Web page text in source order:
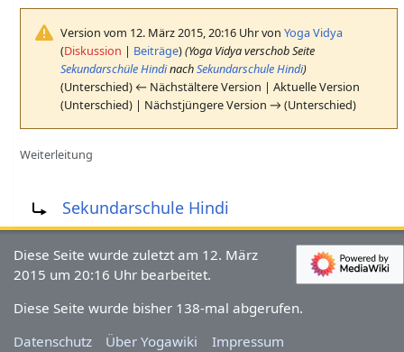
Version vom 12. März 2015, 20:16 Uhr vonYoga Vidya
(Diskussion | Beiträge)(Yoga Vidya verschob Seite
Sekundarschüle HindinachSekundarschule Hindi)
(Unterschied) ← Nächstältere Version | Aktuelle Version
(Unterschied) | Nächstjüngere Version → (Unterschied)
Weiterleitung
Sekundarschule Hindi
Diese Seite wurde zuletzt am 12. März
2015 um 20:16 Uhr bearbeitet.
Diese Seite wurde bisher 138-mal abgerufen.
Datenschutz
Über Yogawiki Impressum